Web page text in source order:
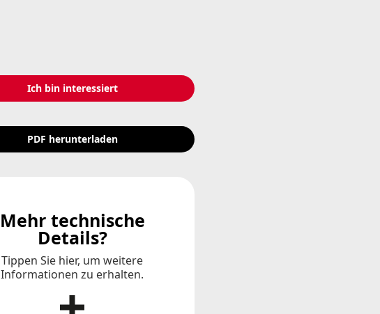
Ich bin interessiert
PDF herunterladen
Mehr technische
Details?
Tippen Sie hier, um weitere
Informationen zu erhalten.